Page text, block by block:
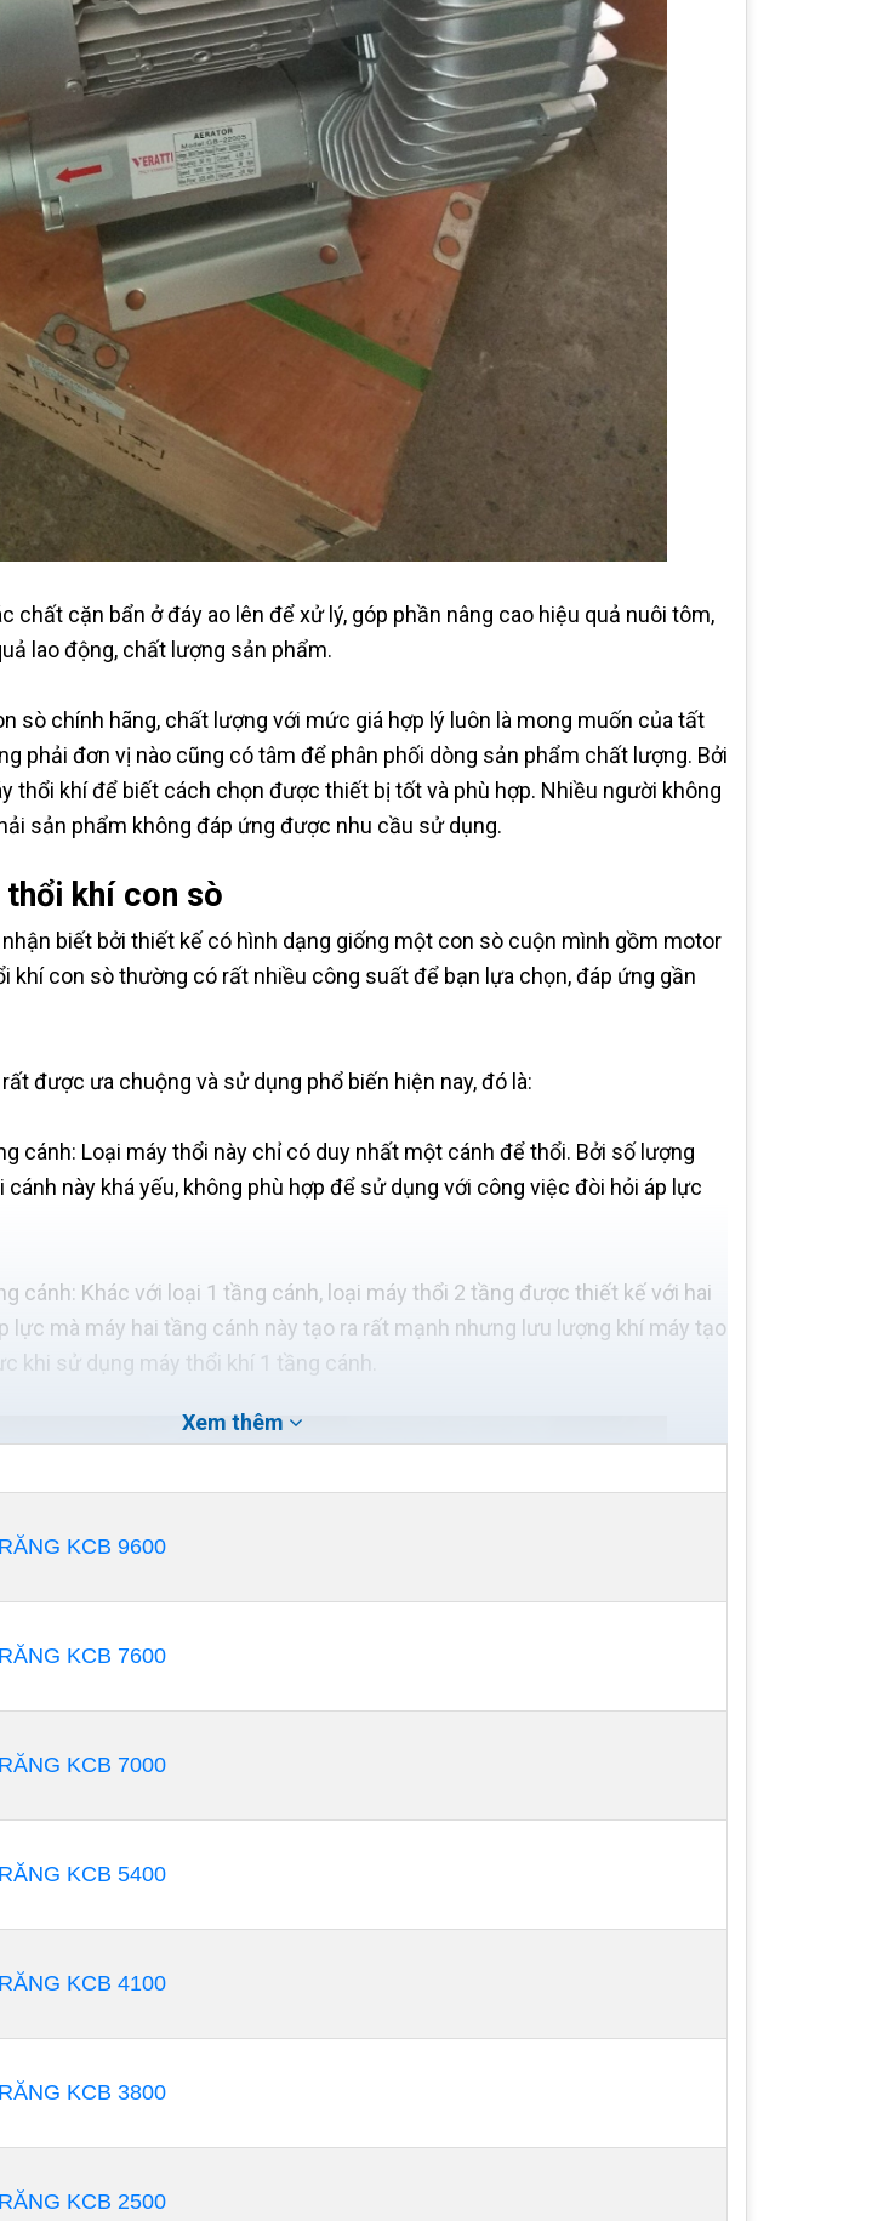
chất cặn bẩn ở đáy ao lên để xử lý, góp phần nâng cao hiệu quả nuôi tôm,
lao động, chất lượng sản phẩm.
sò chính hãng, chất lượng với mức giá hợp lý luôn là mong muốn của tất
phải đơn vị nào cũng có tâm để phân phối dòng sản phẩm chất lượng. Bởi
thổi khí để biết cách chọn được thiết bị tốt và phù hợp. Nhiều người không
sản phẩm không đáp ứng được nhu cầu sử dụng.
khí con sò
biết bởi thiết kế có hình dạng giống một con sò cuộn mình gồm motor
khí con sò thường có rất nhiều công suất để bạn lựa chọn, đáp ứng gần
được ưa chuộng và sử dụng phổ biến hiện nay, đó là:
cánh: Loại máy thổi này chỉ có duy nhất một cánh để thổi. Bởi số lượng
cánh này khá yếu, không phù hợp để sử dụng với công việc đòi hỏi áp lực
cánh: Khác với loại 1 tầng cánh, loại máy thổi 2 tầng được thiết kế với hai
lực mà máy hai tầng cánh này tạo ra rất mạnh nhưng lưu lượng khí máy tạo
khi sử dụng máy thổi khí 1 tầng cánh.
Xem thêm
KCB 9600
KCB 7600
KCB 7000
KCB 5400
KCB 4100
KCB 3800
KCB 2500